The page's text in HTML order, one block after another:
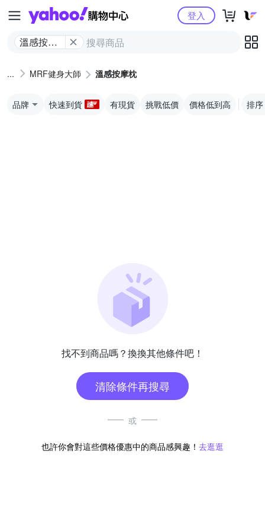
Yahoo購物中心
溫感按摩
登入
MRF健身大師 溫感按摩枕
品牌 快速到貨 有現貨 挑戰低價 價格低到高 排序
找不到商品嗎？換換其他條件吧！
清除條件再搜尋
或
也許你會對這些價格優惠中的商品感興趣！ 去逛逛